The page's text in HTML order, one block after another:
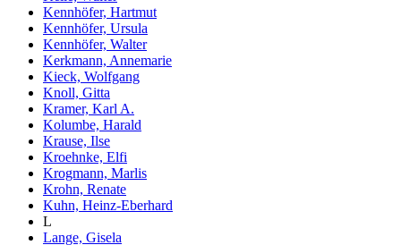
Kennhöfer, Hartmut
Kennhöfer, Ursula
Kennhöfer, Walter
Kerkmann, Annemarie
Kieck, Wolfgang
Knoll, Gitta
Kramer, Karl A.
Kolumbe, Harald
Krause, Ilse
Kroehnke, Elfi
Krogmann, Marlis
Krohn, Renate
Kuhn, Heinz-Eberhard
L
Lange, Gisela